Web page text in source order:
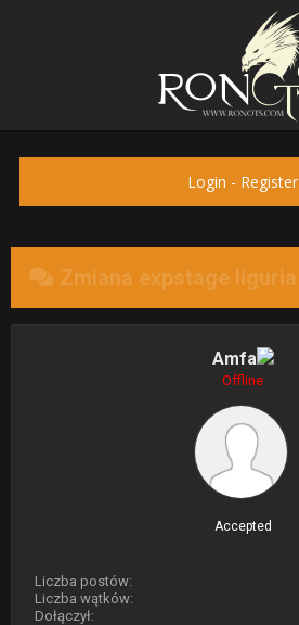
Login - Register
Zmiana expstage liguria
Amfa
Offline
Accepted
Liczba postów:
Liczba wątków:
Dołączył: